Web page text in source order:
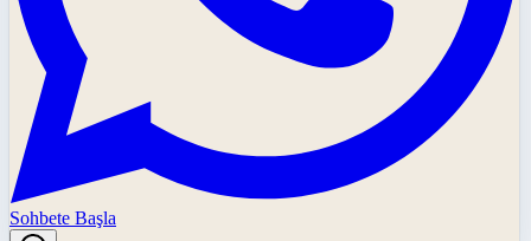
Sohbete Başla